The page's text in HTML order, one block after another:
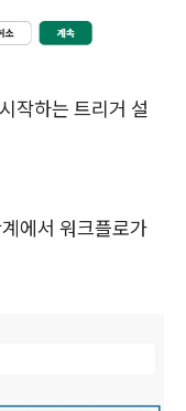
작하는 트리거 설
에서 워크플로가